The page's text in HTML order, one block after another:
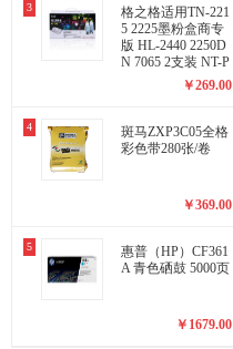
3
格之格适用TN-221
5 2225墨粉盒商专
版 HL-2440 2250D
N 7065 2支装 NT-P
2215商专版粉盒
￥269.00
4
斑马ZXP3C05全格
彩色带280张/卷
￥369.00
5
惠普（HP）CF361
A 青色硒鼓 5000页
￥ 1679.00